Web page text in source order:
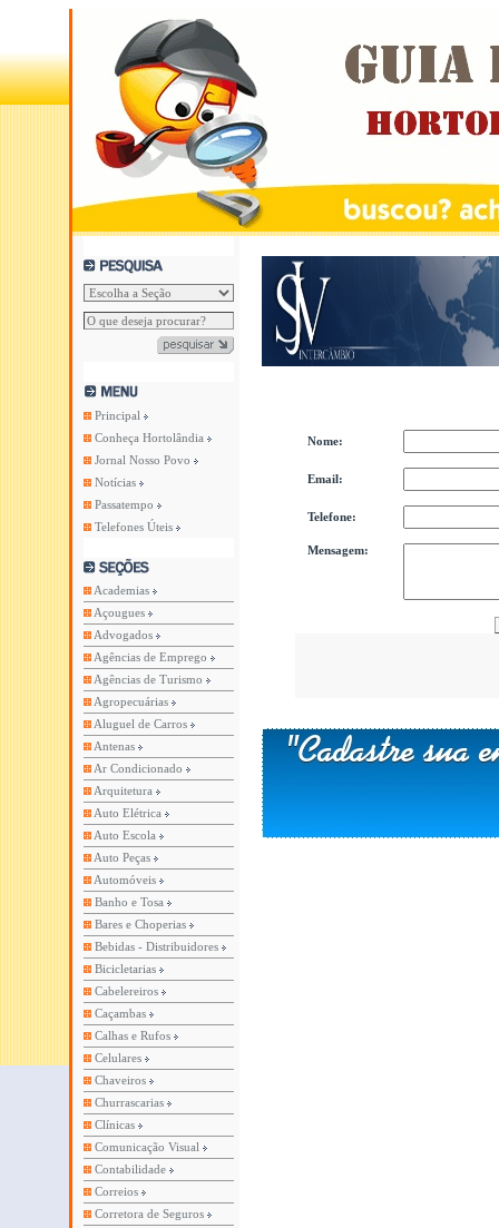
Principal
Conheça Hortolândia
Jornal Nosso Povo
Notícias
Passatempo
Telefones Úteis
Academias
Açougues
Advogados
Agências de Emprego
Agências de Turismo
Agropecuárias
Aluguel de Carros
Antenas
Ar Condicionado
Arquitetura
Auto Elétrica
Auto Escola
Auto Peças
Automóveis
Banho e Tosa
Bares e Choperias
Bebidas - Distribuidores
Bicicletarias
Cabelereiros
Caçambas
Calhas e Rufos
Celulares
Chaveiros
Churrascarias
Clínicas
Comunicação Visual
Contabilidade
Correios
Corretora de Seguros
Nome:
Email:
Telefone:
Mensagem: